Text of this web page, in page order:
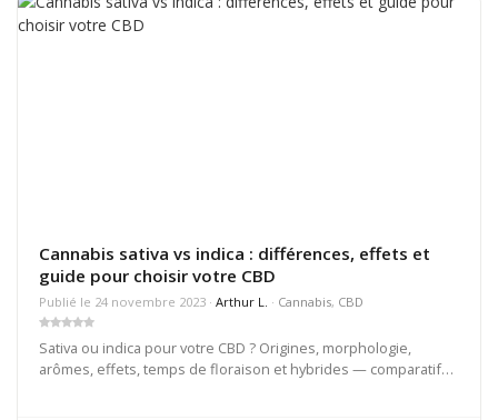
Cannabis sativa vs indica : différences, effets et
guide pour choisir votre CBD
Publié le 24 novembre 2023 ·Arthur L. · Cannabis, CBD
Sativa ou indica pour votre CBD ? Origines, morphologie,
arômes, effets, temps de floraison et hybrides — comparatif